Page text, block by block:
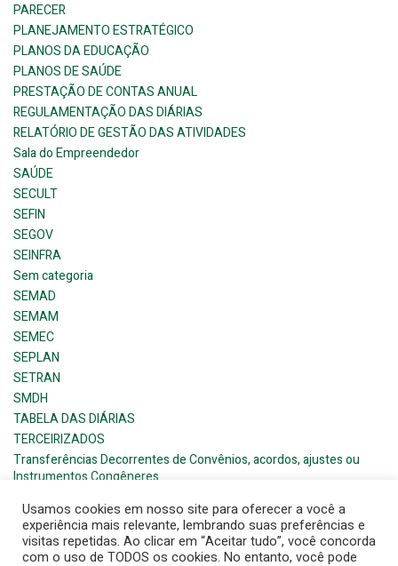
PARECER
PLANEJAMENTO ESTRATÉGICO
PLANOS DA EDUCAÇÃO
PLANOS DE SAÚDE
PRESTAÇÃO DE CONTAS ANUAL
REGULAMENTAÇÃO DAS DIÁRIAS
RELATÓRIO DE GESTÃO DAS ATIVIDADES
Sala do Empreendedor
SAÚDE
SECULT
SEFIN
SEGOV
SEINFRA
Sem categoria
SEMAD
SEMAM
SEMEC
SEPLAN
SETRAN
SMDH
TABELA DAS DIÁRIAS
TERCEIRIZADOS
Transferências Decorrentes de Convênios, acordos, ajustes ou
Instrumentos Congêneres
Usamos cookies em nosso site para oferecer a você a
experiência mais relevante, lembrando suas preferências e
visitas repetidas. Ao clicar em “Aceitar tudo”, você concorda
com o uso de TODOS os cookies. No entanto, você pode